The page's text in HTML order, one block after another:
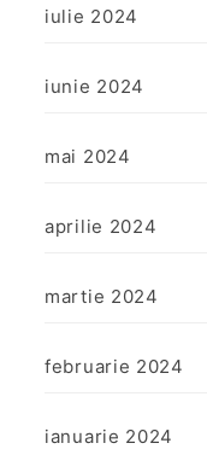
iulie 2024
iunie 2024
mai 2024
aprilie 2024
martie 2024
februarie 2024
ianuarie 2024